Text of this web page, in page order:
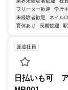
フリーター歓迎
学歴
未経験者歓迎
ネイル
育休あり
長期歓迎
派遣社員
日払いも可